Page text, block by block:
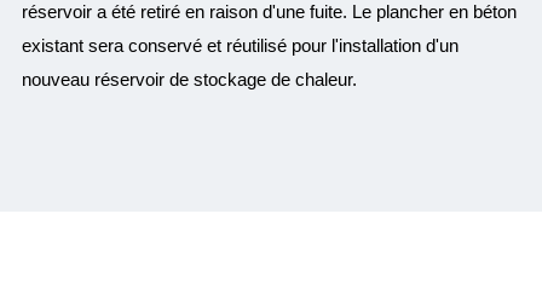
réservoir a été retiré en raison d'une fuite. Le plancher en béton
existant sera conservé et réutilisé pour l'installation d'un
nouveau réservoir de stockage de chaleur.